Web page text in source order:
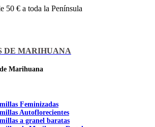
50 € a toda la Península
DE MARIHUANA
Marihuana
Feminizadas
Autoflorecientes
a granel baratas